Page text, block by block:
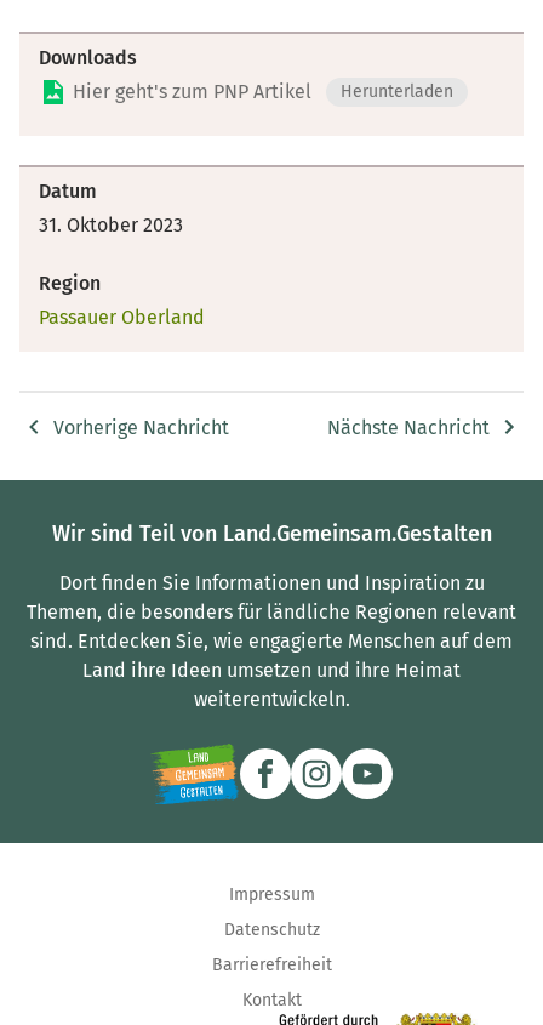
Downloads
Hier geht's zum PNP Artikel
Herunterladen
Datum
31. Oktober 2023
Region
Passauer Oberland
Vorherige Nachricht Nächste Nachricht
Wir sind Teil von Land.Gemeinsam.Gestalten
Dort finden Sie Informationen und Inspiration zu
Themen, die besonders für ländliche Regionen relevant
sind. Entdecken Sie, wie engagierte Menschen auf dem
Land ihre Ideen umsetzen und ihre Heimat
weiterentwickeln.
Impressum
Datenschutz
Barrierefreiheit
Kontakt